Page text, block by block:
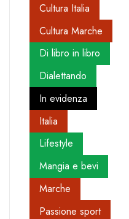
Cultura Italia
Cultura Marche
Di libro in libro
Dialettando
In evidenza
Italia
Lifestyle
Mangia e bevi
Marche
Passione sport